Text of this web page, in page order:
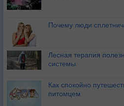
Почему люди
Лесная терапия
системы
Как спокойно
питомцем